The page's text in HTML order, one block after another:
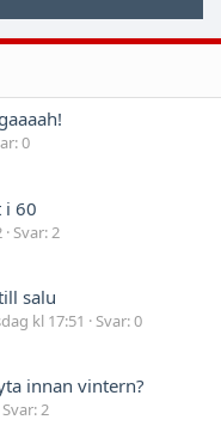
0
i 60
Svar: 2
salu
kl 17:51
Svar: 0
innan vintern?
Svar: 2